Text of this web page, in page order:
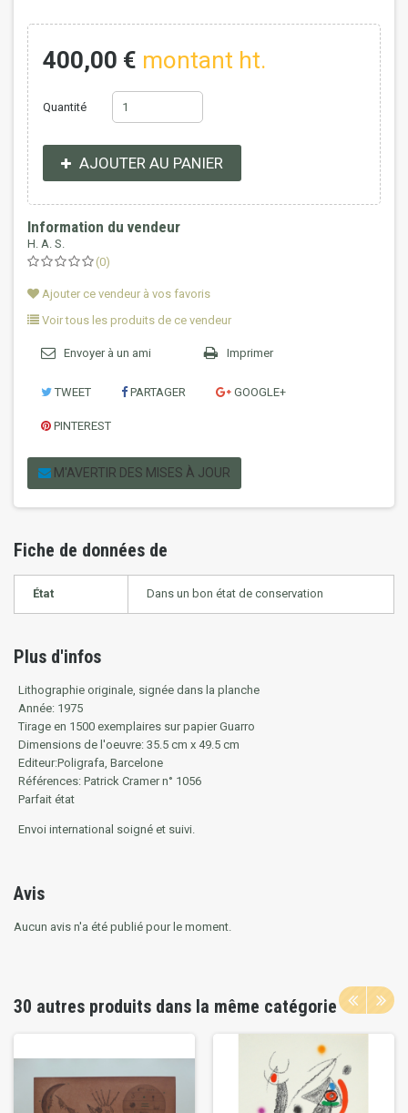
400,00 € montant ht.
Quantité
AJOUTER AU PANIER
Information du vendeur
H. A. S.
(0)
Ajouter ce vendeur à vos favoris
Voir tous les produits de ce vendeur
Envoyer à un ami Imprimer
TWEET PARTAGER GOOGLE+
PINTEREST
M'AVERTIR DES MISES À JOUR
Fiche de données de
État Dans un bon état de conservation
Plus d'infos
Lithographie originale, signée dans la planche
Année: 1975
Tirage en 1500 exemplaires sur papier Guarro
Dimensions de l'oeuvre: 35.5 cm x 49.5 cm
Editeur:Poligrafa, Barcelone
Références: Patrick Cramer n° 1056
Parfait état
Envoi international soigné et suivi.
Avis
Aucun avis n'a été publié pour le moment.
30 autres produits dans la même catégorie